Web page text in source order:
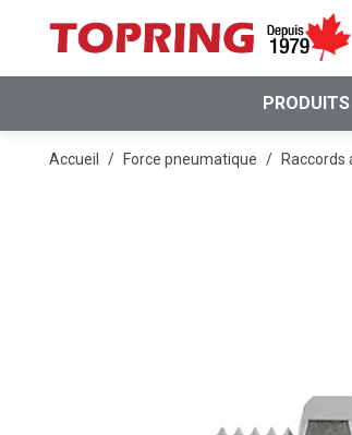
PASSER AU CONTENU PRINCIPAL
PRODUITS
Accueil / Force pneumatique / Raccords